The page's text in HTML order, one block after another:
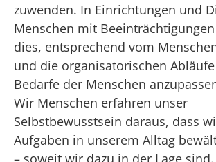
zuwenden. In Einrichtungen und
Menschen mit
dies, entsprechend vom
und die organisatorischen
Bedarfe der Menschen
Wir Menschen erfahren unser
Selbstbewusstsein daraus, dass
Aufgaben in unserem Alltag
– soweit wir dazu in der Lage sind.